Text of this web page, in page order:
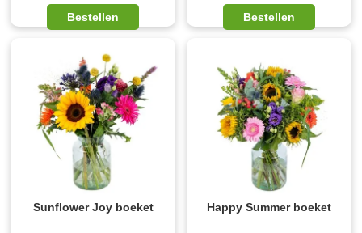
Bestellen Bestellen
Sunflower Joy boeket Happy Summer boeket